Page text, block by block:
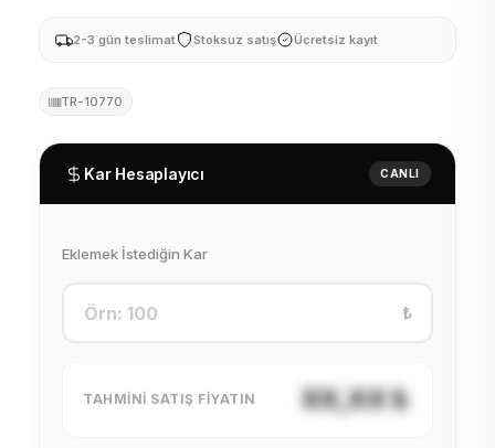
2-3 gün teslimat Stoksuz satış Ücretsiz kayıt
TR-10770
Kar Hesaplayıcı CANLI
Eklemek İstediğin Kar
₺
TAHMINI SATIŞ FIYATIN XX,XX ₺